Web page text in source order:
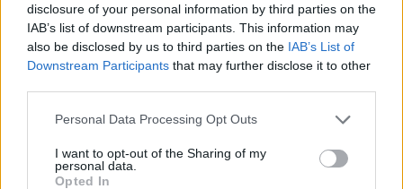
disclosure of your personal information by third parties on the
IAB’s list of downstream participants. This information may
also be disclosed by us to third parties on the IAB’s List of
Downstream Participants that may further disclose it to other
Personal Data Processing Opt Outs
I want to opt-out of the Sharing of my
personal data.
Opted In
Santé Santé
Éclipse du 12 août :
Santé